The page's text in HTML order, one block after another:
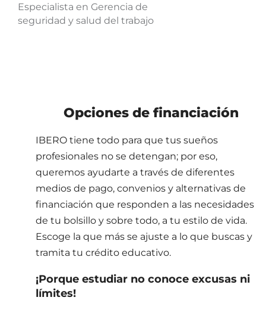
Especialista en Gerencia de
seguridad y salud del trabajo
Opciones de financiación
IBERO tiene todo para que tus sueños
profesionales no se detengan; por eso,
queremos ayudarte a través de diferentes
medios de pago, convenios y alternativas de
financiación que responden a las necesidades
de tu bolsillo y sobre todo, a tu estilo de vida.
Escoge la que más se ajuste a lo que buscas y
tramita tu crédito educativo.
¡Porque estudiar no conoce excusas ni
límites!